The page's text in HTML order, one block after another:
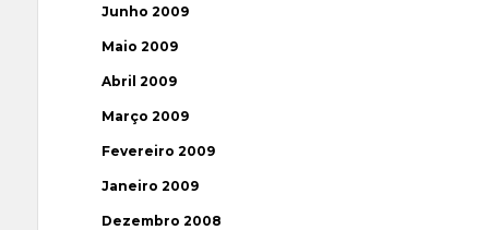
Junho 2009
Maio 2009
Abril 2009
Março 2009
Fevereiro 2009
Janeiro 2009
Dezembro 2008